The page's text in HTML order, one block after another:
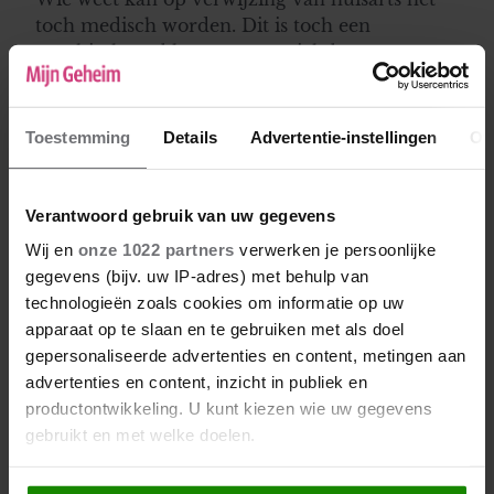
Toestemming Details Advertentie-instellingen
Verantwoord gebruik van uw gegevens
Wij en onze 1022 partners verwerken je persoonlijke
gegevens (bijv. uw IP-adres) met behulp van
technologieën zoals cookies om informatie op uw
apparaat op te slaan en te gebruiken met als doel
gepersonaliseerde advertenties en content, metingen aan
advertenties en content, inzicht in publiek en
productontwikkeling. U kunt kiezen wie uw gegevens
gebruikt en met welke doelen.
Als u het toestaat, willen we ook graag:
toch medisch worden. Dit is toch een
psychisch probleem en een zichtbaar
afwijkend iets. Ik ben geen arts maar acht de
kans heel erg groot dat dit (gedeeltelijk)
vergoed wordt. Wil je man niet mee betalen
en geef je geld voor haar verjaardag. Ze kan
vragen voor haar verjaardag? Wat ze ermee
doet is dan haar zaak.
Beverly
05-11-2020 12:45
Het spijt me, maar ik ben het eens met je man.
nodig onder het mes wil, kan ze er ook zelf